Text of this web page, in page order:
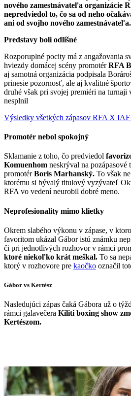
nového zamestnávateľa organizácie
nepredviedol to, čo sa od neho
ani od svojho nového zamestnávateľa.
Predstavy boli odlišné
Rozporuplné pocity má z angažovania
hviezdy domácej scény promotérRFA
aj samotná organizácia podpisala
prinesie pozornosť, ale aj kvalitné
druhé však pri svojej premiéri na
nesplnil
Výsledky všetkých zápasov RFA X IAF
Promotér nebol spokojný
Sklamanie z toho, čo predviedol
Komuenhom neskrýval na
promotérBoris Marhanský. To však
ktorému si bývalý titulový vyzývateľ
RFA vo vedení neurobil dobré meno.
Neprofesionality mimo klietky
Okrem slabého výkonu v zápase, v
favoritom ukázal Gábor istú známku
či pri jednotlivých rozhovor v rámci
ktoré niekoľko krát meškal. To sa
ktorý v rozhovore pre kaočko označil
Gábor vs Kertész
Nasledujúci zápas čaká Gábora už o
rámci galavečera Kiliti boxing show
Kertészom.